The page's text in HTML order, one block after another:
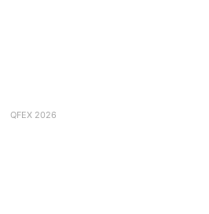
QFEX 2026